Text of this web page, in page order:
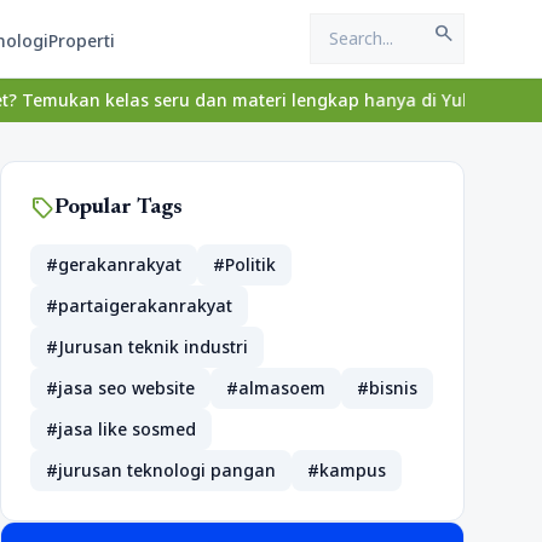
Properti search
seru dan materi lengkap hanya di YukBelajar.com.
sellPopular Tags
#gerakanrakyat
#Politik
#partaigerakanrakyat
#Jurusan teknik industri
#jasa seo website
#almasoem
#bisnis
#jasa like sosmed
#jurusan teknologi pangan
#kampus